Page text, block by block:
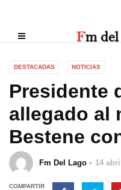
DESTACADAS NOTICIAS
Presidente
allegado al
Bestene
Fm Del Lago 14
COMPARTIR